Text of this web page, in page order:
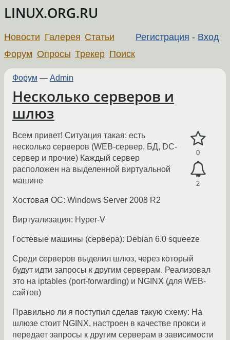
LINUX.ORG.RU
Регистрация - Вход
Новости Галерея Статьи
Форум Опросы Трекер Поиск
Форум — Admin
Несколько серверов и
шлюз
0
2
Всем привет! Ситуация такая: есть
несколько серверов (WEB-сервер, БД, DC-
сервер и прочие) Каждый сервер
расположен на выделенной виртуальной
машине
Хостовая ОС: Windows Server 2008 R2
Виртуализация: Hyper-V
Гостевые машины (сервера): Debian 6.0 squeeze
Среди серверов выделил шлюз, через который
будут идти запросы к другим серверам. Реализовал
это на iptables (port-forwarding) и NGINX (для WEB-
сайтов)
Правильно ли я поступил сделав такую схему: На
шлюзе стоит NGINX, настроен в качестве прокси и
передает запросы к другим серверам в зависимости